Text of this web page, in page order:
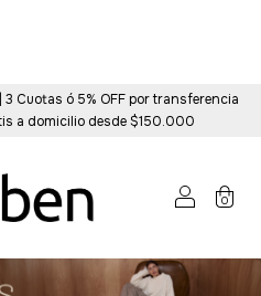
3 Cuotas ó 5% OFF por transferencia
a domicilio desde $150.000
0